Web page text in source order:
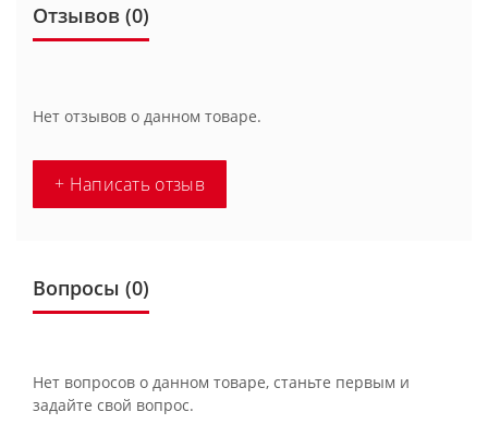
Отзывов (0)
Нет отзывов о данном товаре.
+ Написать отзыв
Вопросы (0)
Нет вопросов о данном товаре, станьте первым и
задайте свой вопрос.